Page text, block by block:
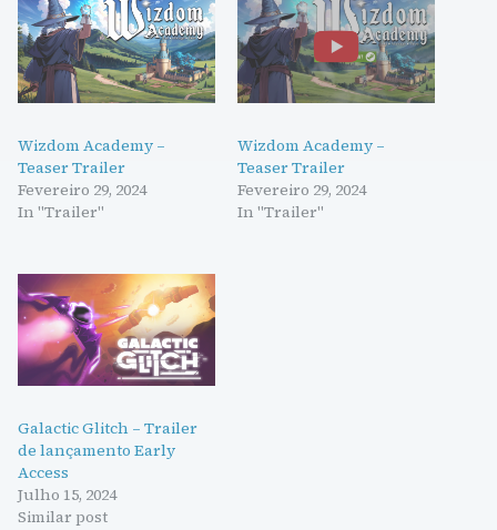
Wizdom Academy –
Teaser Trailer
Fevereiro 29, 2024
In "Trailer"
Wizdom Academy –
Teaser Trailer
Fevereiro 29, 2024
In "Trailer"
Galactic Glitch – Trailer
de lançamento Early
Access
Julho 15, 2024
Similar post